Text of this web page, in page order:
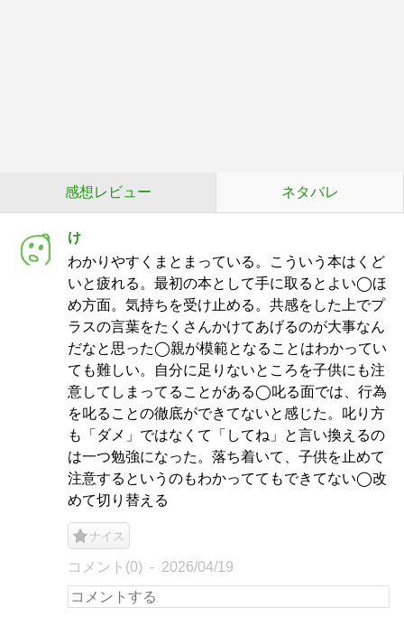
感想レビュー ネタバレ
け
わかりやすくまとまっている。こういう本はくど
いと疲れる。最初の本として手に取るとよい◯ほ
め方面。気持ちを受け止める。共感をした上でプ
ラスの言葉をたくさんかけてあげるのが大事なん
だなと思った◯親が模範となることはわかってい
ても難しい。自分に足りないところを子供にも注
意してしまってることがある◯叱る面では、行為
を叱ることの徹底ができてないと感じた。叱り方
も「ダメ」ではなくて「してね」と言い換えるの
は一つ勉強になった。落ち着いて、子供を止めて
注意するというのもわかっててもできてない◯改
めて切り替える
ナイス
コメント(0) 2026/04/19